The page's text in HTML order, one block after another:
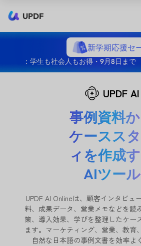
UPDF
新学期応援セ
：学生も社会人もお得・9月8日まで
UPDF AI
事例資料
ケースス
ィを作成
AIツール
UPDF AI Onlineは、顧客インタビュ
料、成果データ、営業メモなどを読
策、導入効果、学びを整理したケー
ます。マーケティング、営業、教育
自然な日本語の事例文書を効率よ